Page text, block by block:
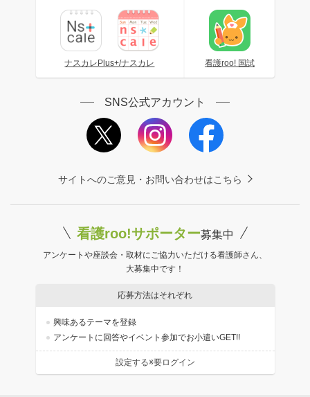
ナスカレPlus+/ナスカレ 看護roo! 国試
SNS公式アカウント
サイトへのご意見・お問い合わせはこちら
看護roo!サポーター募集中
アンケートや座談会・取材にご協力いただける看護師さん、
大募集中です！
応募方法はそれぞれ
興味あるテーマを登録
アンケートに回答やイベント参加でお小遣いGET!!
設定する※要ログイン